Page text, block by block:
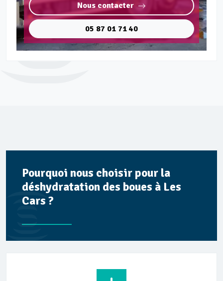
Nous contacter
05 87 01 71 40
Pourquoi nous choisir pour la
déshydratation des boues à Les
Cars ?